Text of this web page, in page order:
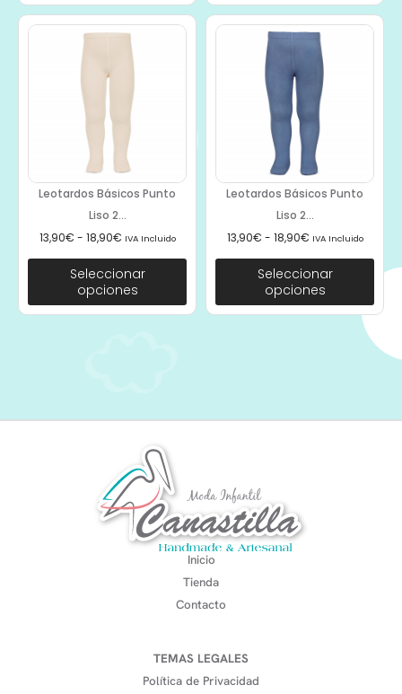
Leotardos Básicos Punto
Liso 2...
13,90€ - 18,90€ IVA Incluido
Seleccionar
opciones
Leotardos Básicos Punto
Liso 2...
13,90€ - 18,90€ IVA Incluido
Seleccionar
opciones
Inicio
Tienda
Contacto
TEMAS LEGALES
Política de Privacidad